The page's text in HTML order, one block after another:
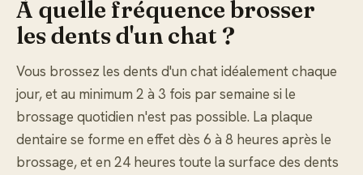
À quelle fréquence brosser
les dents d'un chat ?
Vous brossez les dents d'un chat idéalement chaque
jour, et au minimum 2 à 3 fois par semaine si le
brossage quotidien n'est pas possible. La plaque
dentaire se forme en effet dès 6 à 8 heures après le
brossage, et en 24 heures toute la surface des dents